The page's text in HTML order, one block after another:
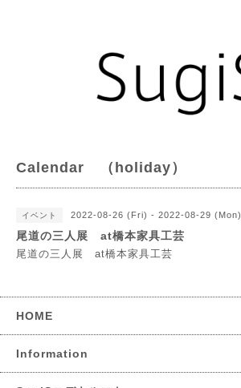
Calendar （holiday）
イベント 2022-08-26 (Fri) - 2022-08-29 (Mon)
尾道の三人展 at橋本家具工芸
尾道の三人展 at橋本家具工芸
HOME
Information